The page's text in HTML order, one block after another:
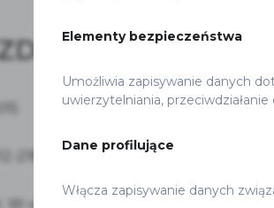
218-2-15
W-wy
Elementy bezpieczeństwa
Umożliwia zapisywanie danych
uwierzytelniania,
Dane profilujące
Włącza zapisywanie danych